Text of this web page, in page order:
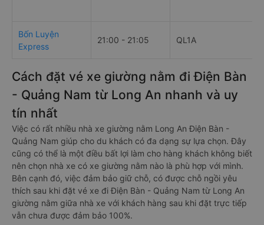
Bốn Luyện
Express
21:00 - 21:05 QL1A
Cách đặt vé xe giường nằm đi Điện Bàn
- Quảng Nam từ Long An nhanh và uy
tín nhất
Việc có rất nhiều nhà xe giường nằm Long An Điện Bàn -
Quảng Nam giúp cho du khách có đa dạng sự lựa chọn. Đây
cũng có thể là một điều bất lợi làm cho hàng khách không biết
nên chọn nhà xe có xe giường nằm nào là phù hợp với mình.
Bên cạnh đó, việc đảm bảo giữ chỗ, có được chỗ ngồi yêu
thích sau khi đặt vé xe đi Điện Bàn - Quảng Nam từ Long An
giường nằm giữa nhà xe với khách hàng sau khi đặt trực tiếp
vẫn chưa được đảm bảo 100%.